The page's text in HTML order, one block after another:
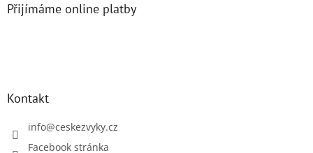
Přijímáme online platby
Kontakt
info@ceskezvyky.cz
Facebook stránka